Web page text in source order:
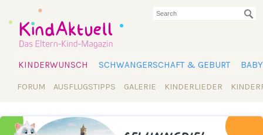
KINDERWUNSCH SCHWANGERSCHAFT & GEBURT
FORUM AUSFLUGSTIPPS GALERIE KINDERLIEDER